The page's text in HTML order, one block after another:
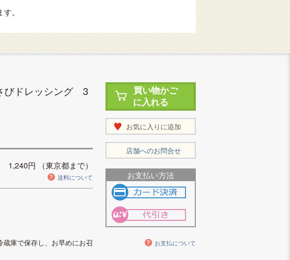
。
びドレッシング 3
1,240円 （東京都まで）
送料について
蔵庫で保存し、お早めにお召
買い物かご
に入れる
お気に入りに追加
店舗へのお問合せ
お支払い方法
お支払について